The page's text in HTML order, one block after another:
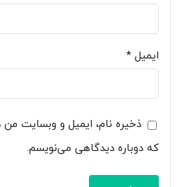
ایمیل *
ذخیره نام، ایمیل و وبسایت من
که دوباره دیدگاهی می‌نویسم.